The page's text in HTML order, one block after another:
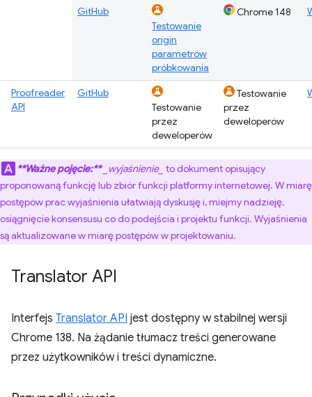
GitHub
Testowanie
origin
parametrów
próbkowania
Chrome 148
Proofreader
API
GitHub
Testowanie
przez
deweloperów
Testowanie
przez
deweloperów
**Ważne pojęcie:**_wyjaśnienie_ to dokument opisujący
proponowaną funkcję lub zbiór funkcji platformy internetowej. W miarę
postępów prac wyjaśnienia ułatwiają dyskusję i, miejmy nadzieję,
osiągnięcie konsensusu co do podejścia i projektu funkcji. Wyjaśnienia
są aktualizowane w miarę postępów w projektowaniu.
Translator API
Interfejs Translator API jest dostępny w stabilnej wersji
Chrome 138. Na żądanie tłumacz treści generowane
przez użytkowników i treści dynamiczne.